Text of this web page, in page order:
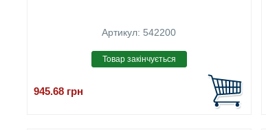
Артикул: 542200
945.68 грн